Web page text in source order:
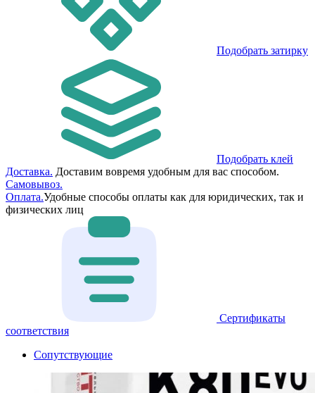
Подобрать затирку
Подобрать клей
Доставка. Доставим вовремя удобным для вас способом.
Самовывоз.
Оплата.Удобные способы оплаты как для юридических, так и
физических лиц
Сертификаты
соответствия
Сопутствующие